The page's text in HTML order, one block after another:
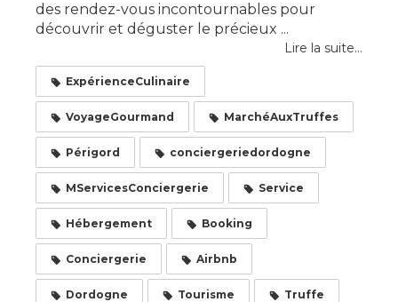
des rendez-vous incontournables pour
découvrir et déguster le précieux ...
Lire la suite...
ExpérienceCulinaire
VoyageGourmand MarchéAuxTruffes
Périgord conciergeriedordogne
MServicesConciergerie Service
Hébergement Booking
Conciergerie Airbnb
Dordogne Tourisme Truffe